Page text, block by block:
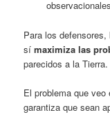
Para los
símaximiza las
parecidos a la Tierra.
El problema que
garantiza que sean